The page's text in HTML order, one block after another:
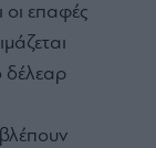
επαφές
δέλεαρ